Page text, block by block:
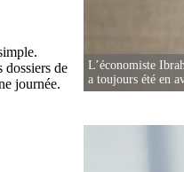
L’économiste
a toujours été en